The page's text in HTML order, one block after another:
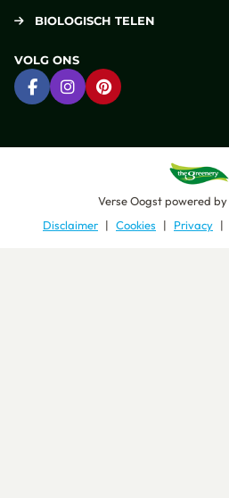
BIOLOGISCH TELEN
VOLG ONS
Ga naar Facebook
Ga naar Instagram
Ga naar Pinterest
Verse Oogstpowered by
Disclaimer
Cookies Privacy